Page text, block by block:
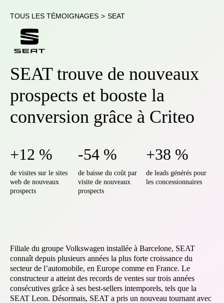
TOUS LES TÉMOIGNAGES > SEAT
SEAT trouve de nouveaux
prospects et booste la
conversion grâce à Criteo
+12 %
de visites sur le sites
web de nouveaux
prospects
-54 %
de baisse du coût par
visite de nouveaux
prospects
+38 %
de leads générés pour
les concessionnaires
Filiale du groupe Volkswagen installée à Barcelone, SEAT
connaît depuis plusieurs années la plus forte croissance du
secteur de l’automobile, en Europe comme en France. Le
constructeur a atteint des records de ventes sur trois années
consécutives grâce à ses best-sellers intemporels, tels que la
SEAT Leon. Désormais, SEAT a pris un nouveau tournant avec